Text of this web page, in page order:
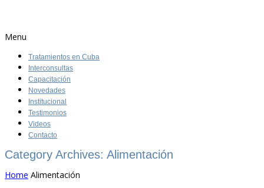
Menu
Tratamientos en Cuba
Interconsultas
Capacitación
Novedades
Institucional
Testimonios
Videos
Contacto
Category Archives: Alimentación
Home Alimentación